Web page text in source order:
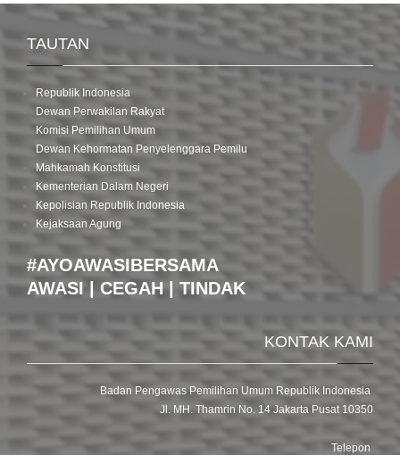
TAUTAN
Republik Indonesia
Dewan Perwakilan Rakyat
Komisi Pemilihan Umum
Dewan Kehormatan Penyelenggara Pemilu
Mahkamah Konstitusi
Kementerian Dalam Negeri
Kepolisian Republik Indonesia
Kejaksaan Agung
#AYOAWASIBERSAMA
AWASI | CEGAH | TINDAK
KONTAK KAMI
Badan Pengawas Pemilihan Umum Republik Indonesia
Jl. MH. Thamrin No. 14 Jakarta Pusat 10350
Telepon